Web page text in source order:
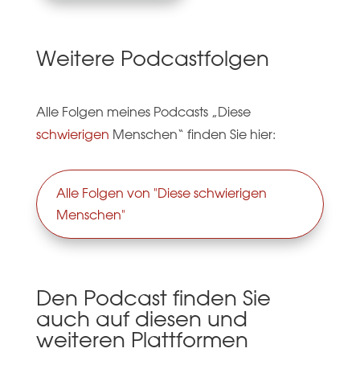
Weitere Podcastfolgen
Alle Folgen meines Podcasts „Diese
schwierigen Menschen“ finden Sie hier:
Alle Folgen von "Diese schwierigen
Menschen"
Den Podcast finden Sie
auch auf diesen und
weiteren Plattformen